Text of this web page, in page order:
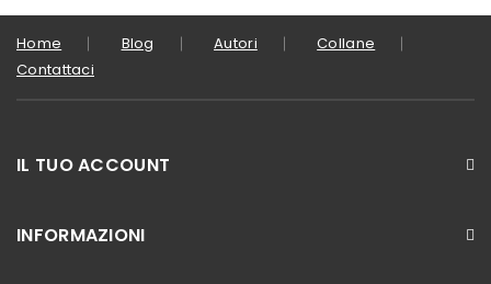
Home Blog Autori
Collane
Contattaci
IL TUO ACCOUNT
INFORMAZIONI